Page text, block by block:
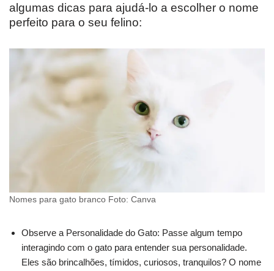
algumas dicas para ajudá-lo a escolher o nome
perfeito para o seu felino:
Nomes para gato branco Foto: Canva
Observe a Personalidade do Gato: Passe algum tempo
interagindo com o gato para entender sua personalidade.
Eles são brincalhões, tímidos, curiosos, tranquilos? O nome